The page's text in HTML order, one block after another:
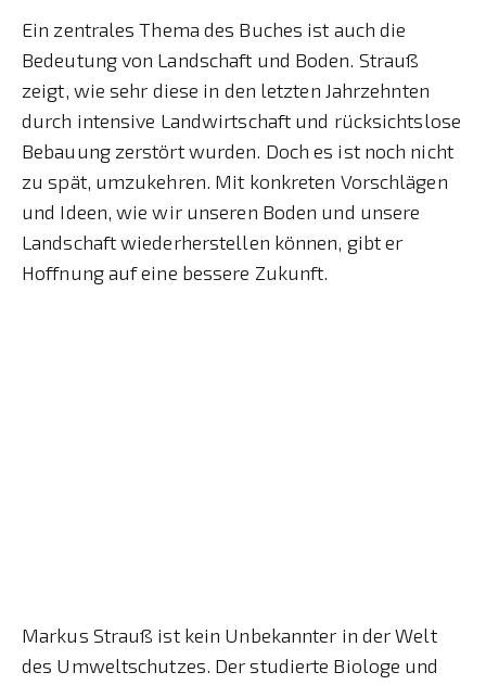
Ein zentrales Thema des Buches ist auch die
Bedeutung von Landschaft und Boden. Strauß
zeigt, wie sehr diese in den letzten Jahrzehnten
durch intensive Landwirtschaft und rücksichtslose
Bebauung zerstört wurden. Doch es ist noch nicht
zu spät, umzukehren. Mit konkreten Vorschlägen
und Ideen, wie wir unseren Boden und unsere
Landschaft wiederherstellen können, gibt er
Hoffnung auf eine bessere Zukunft.
Markus Strauß ist kein Unbekannter in der Welt
des Umweltschutzes. Der studierte Biologe und